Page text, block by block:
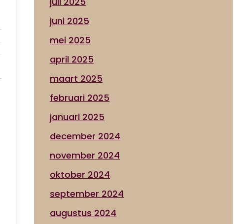
juni 2025
mei 2025
april 2025
maart 2025
februari 2025
januari 2025
december 2024
november 2024
oktober 2024
september 2024
augustus 2024